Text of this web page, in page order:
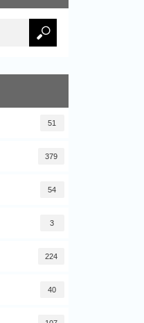
51
379
54
3
224
40